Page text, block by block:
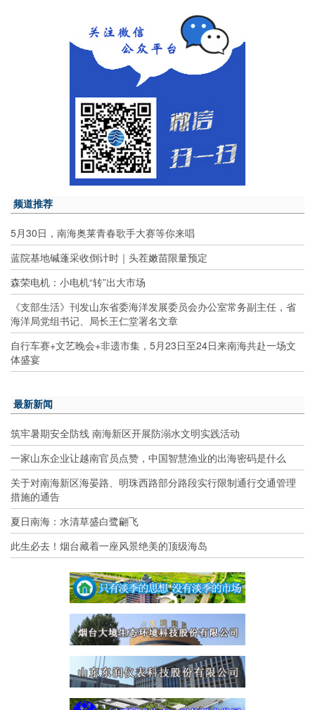
频道推荐
5月30日，南海奥莱青春歌手大赛等你来唱
蓝院基地碱蓬采收倒计时｜头茬嫩苗限量预定
森荣电机：小电机“转”出大市场
《支部生活》刊发山东省委海洋发展委员会办公室常务副主任，省
海洋局党组书记、局长王仁堂署名文章
自行车赛+文艺晚会+非遗市集，5月23日至24日来南海共赴一场文
体盛宴
最新新闻
筑牢暑期安全防线 南海新区开展防溺水文明实践活动
一家山东企业让越南官员点赞，中国智慧渔业的出海密码是什么
关于对南海新区海晏路、明珠西路部分路段实行限制通行交通管理
措施的通告
夏日南海：水清草盛白鹭翩飞
此生必去！烟台藏着一座风景绝美的顶级海岛